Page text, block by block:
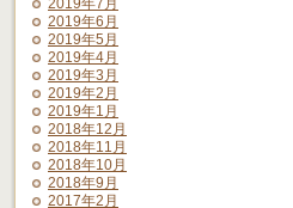
2019年7月
2019年6月
2019年5月
2019年4月
2019年3月
2019年2月
2019年1月
2018年12月
2018年11月
2018年10月
2018年9月
2017年2月